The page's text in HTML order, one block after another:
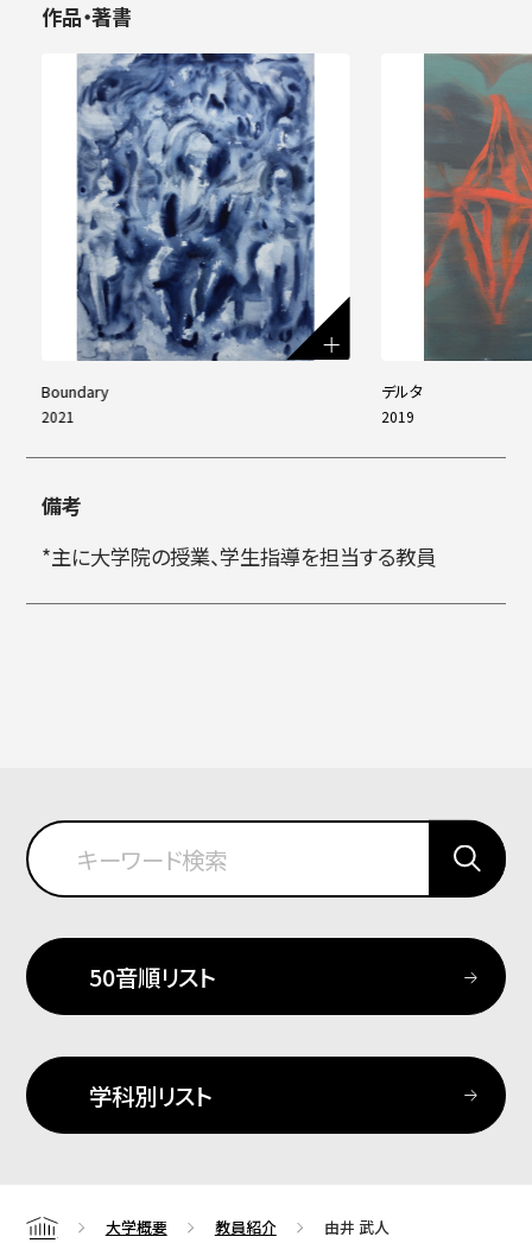
作品・著書
Boundary
2021
デルタ
2019
備考
*主に大学院の授業、学生指導を担当する教員
50音順リスト
学科別リスト
Home 大学概要 教員紹介 由井 武人